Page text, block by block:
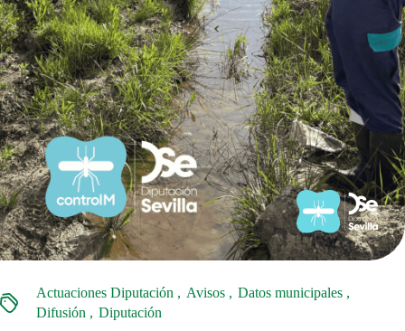
Actuaciones Diputación Avisos
Datos municipales
Difusión
Diputación